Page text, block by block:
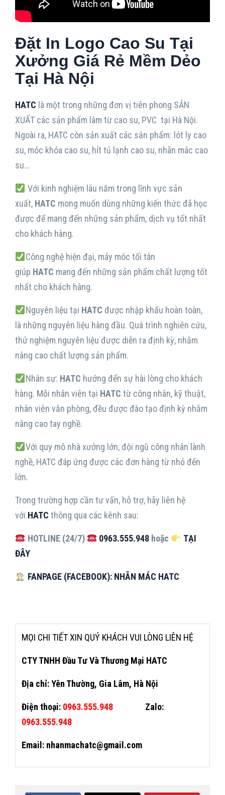
Đặt In Logo Cao Su Tại
Xưởng Giá Rẻ Mềm Dẻo
Tại Hà Nội
HATC là một trong những đơn vị tiên phong SẢN
XUẤT các sản phẩm làm từ cao su, PVC tại Hà Nội.
Ngoài ra, HATC còn sản xuất các sản phẩm: lót ly cao
su, móc khóa cao su, hít tủ lạnh cao su, nhãn mác cao
su…
Với kinh nghiệm lâu năm trong lĩnh vực sản
xuất, HATC mong muốn dùng những kiến thức đã học
được để mang đến những sản phẩm, dịch vụ tốt nhất
cho khách hàng.
Công nghệ hiện đại, máy móc tối tân
giúp HATC mang đến những sản phẩm chất lượng tốt
nhất cho khách hàng.
Nguyên liệu tại HATC được nhập khẩu hoàn toàn,
là những nguyên liệu hàng đầu. Quá trình nghiên cứu,
thử nghiệm nguyên liệu được diễn ra định kỳ, nhằm
nâng cao chất lượng sản phẩm.
Nhân sự: HATC hướng đến sự hài lòng cho khách
hàng. Mỗi nhân viên tại HATC từ công nhân, kỹ thuật,
nhân viên văn phòng, đều được đào tạo định kỳ nhằm
nâng cao tay nghề.
Với quy mô nhà xưởng lớn, đội ngũ công nhân lành
nghề, HATC đáp ứng được các đơn hàng từ nhỏ đến
lớn.
Trong trường hợp cần tư vấn, hỗ trợ, hãy liên hệ
với HATC thông qua các kênh sau:
HOTLINE (24/7) 0963.555.948 hoặc
TẠI
ĐÂY
FANPAGE (FACEBOOK): NHÃN MÁC HATC
MỌI CHI TIẾT XIN QUÝ KHÁCH VUI LÒNG LIÊN HỆ
CTY TNHH Đầu Tư Và Thương Mại HATC
Địa chỉ: Yên Thường, Gia Lâm, Hà Nội
Điện thoại: 0963.555.948
Zalo:
0963.555.948
Email: nhanmachatc@gmail.com